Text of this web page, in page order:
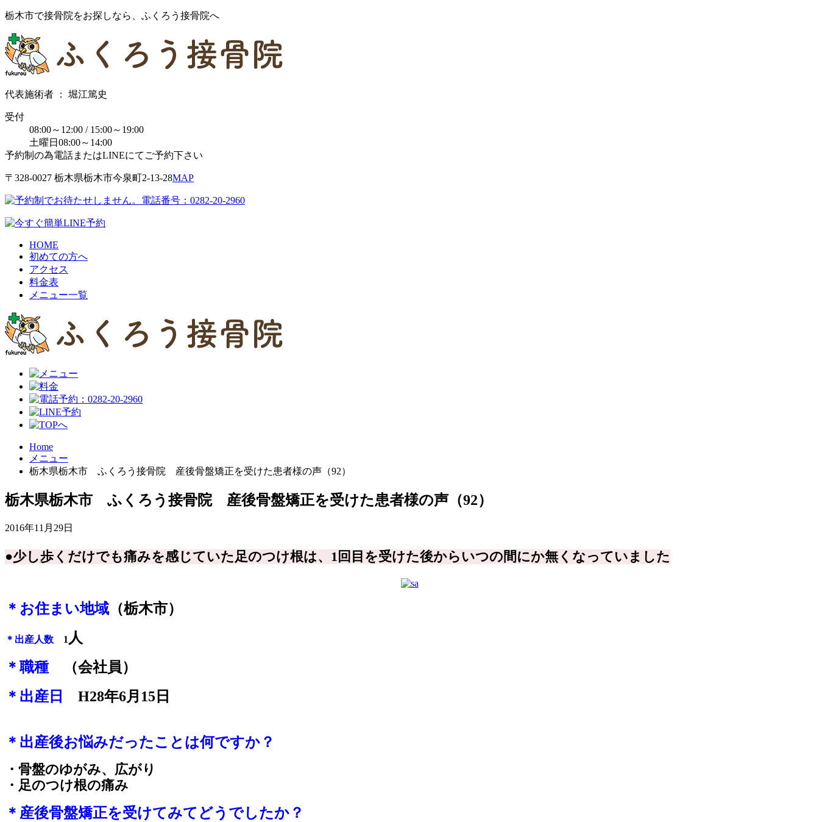
栃木市で接骨院をお探しなら、ふくろう接骨院へ
代表施術者 ： 堀江篤史
受付
08:00～12:00 / 15:00～19:00
土曜日08:00～14:00
予約制の為電話またはLINEにてご予約下さい
〒328-0027 栃⽊県栃⽊市今泉町2-13-28MAP
HOME
初めての方へ
アクセス
料金表
メニュー一覧
Home
メニュー
栃木県栃木市 ふくろう接骨院 産後骨盤矯正を受けた患者様の声（92）
栃木県栃木市 ふくろう接骨院 産後骨盤矯正を受けた患者様の声（92）
2016年11月29日
●少し歩くだけでも痛みを感じていた足のつけ根は、1回目を受けた後からいつの間にか無くなっていました
＊お住まい地域 （栃木市）
＊出産人数 1 人
＊職種
（会社員）
＊出産日
H28年6月15日
＊出産後お悩みだったことは何ですか？
・骨盤のゆがみ、広がり
・足のつけ根の痛み
＊産後骨盤矯正を受けてみてどうでしたか？